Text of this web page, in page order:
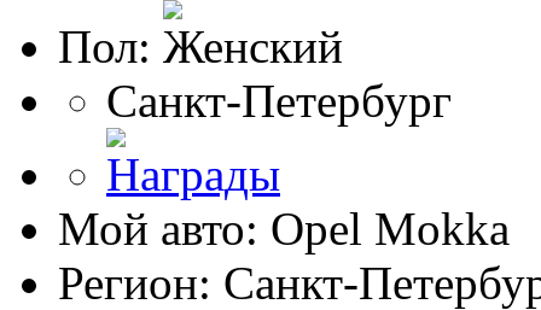
Пол:
Санкт-Петербург
Мой авто: Opel Mokka
Регион: Санкт-